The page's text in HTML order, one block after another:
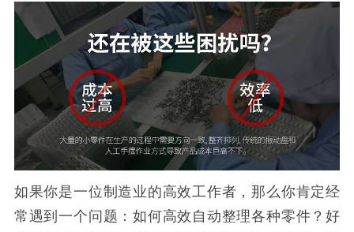
如果你是一位制造业的高效工作者，那么你肯定经
常遇到一个问题：如何高效自动整理各种零件？好